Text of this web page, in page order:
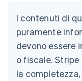
I contenuti di
puramente
devono essere
o fiscale.
la
Australia
Austria
DeutschEnglish
Belgio
Brasile